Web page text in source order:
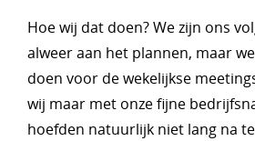
Hoe wij dat doen? We zijn ons
alweer aan het plannen, maar
doen voor de wekelijkse
wij maar met onze fijne
hoefden natuurlijk niet lang na